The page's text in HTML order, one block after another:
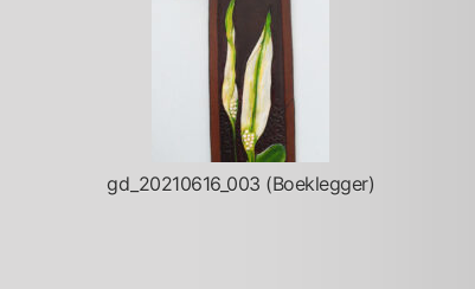
gd_20210616_003 (Boeklegger)